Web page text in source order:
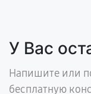
У Вас
Напишите или
бесплатную